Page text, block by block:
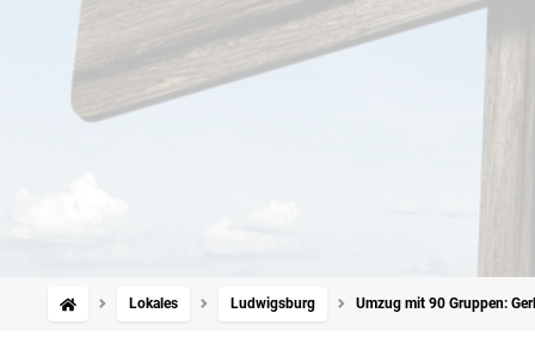
Lokales Ludwigsburg Umzug mit 90 Gruppen: